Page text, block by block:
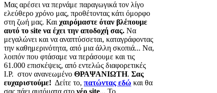
Μας αρέσει να περνάμε παραγωγικά τον λίγο
ελεύθερο χρόνο μας, προθέτοντας κάτι όμορφο
στη ζωή μας. Καιχαιρόμαστε όταν βλέπουμε
αυτό το site να έχει την αποδοχή σας. Να
μεγαλώνει και να αναπτύσσεται, καταγράφοντας
την καθημερινότητα, από μια άλλη σκοπιά... Να,
λοιπόν που φτάσαμε να περάσουμε και τις
61.000 επισκέψεις, από εντελώς διαφορετικές
Ι.Ρ. στον ανανεωμένο ΘΡΑΨΑΝΙΩΤΗ. Σας
ευχαριστούμε! Δείτε το, πατώντας εδώ και θα